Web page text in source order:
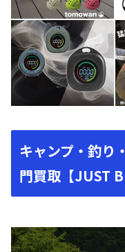
キャンプ・釣り
門買取【JUST